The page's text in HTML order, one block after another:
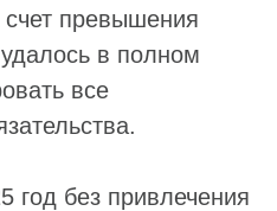
счет превышения
в полном
все
год без привлечения